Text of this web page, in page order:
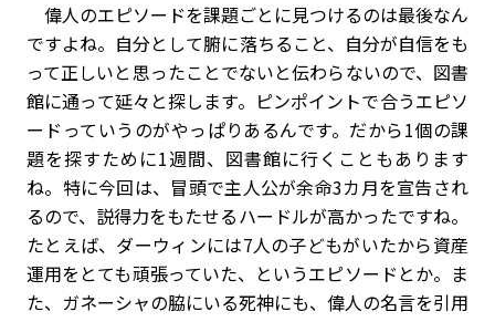
偉人のエピソードを課題ごとに見つけるのは最後なん
ですよね。自分として腑に落ちること、自分が自信をも
って正しいと思ったことでないと伝わらないので、図書
館に通って延々と探します。ピンポイントで合うエピソ
ードっていうのがやっぱりあるんです。だから1個の課
題を探すために1週間、図書館に行くこともあります
ね。特に今回は、冒頭で主人公が余命3カ月を宣告され
るので、説得力をもたせるハードルが高かったですね。
たとえば、ダーウィンには7人の子どもがいたから資産
運用をとても頑張っていた、というエピソードとか。ま
た、ガネーシャの脇にいる死神にも、偉人の名言を引用